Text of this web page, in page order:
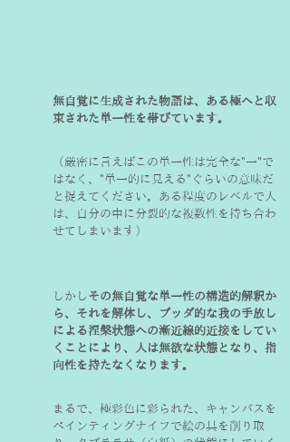
無自覚に生成された物語は、ある極へと収
束された単一性を帯びています。
（厳密に言えばこの単一性は完全な"一"で
はなく、"単一的に見える"ぐらいの意味だ
と捉えてください。ある程度のレベルで人
は、自分の中に分裂的な複数性を持ち合わ
せてしまいます）
しかし その無自覚な単一性の構造的解釈か
ら、それを解体し、ブッダ的な我の手放し
による涅槃状態への漸近線的近接をしてい
くことにより、人は無欲な状態となり、指
向性を持たなくなります。
まるで、極彩色に彩られた、キャンバスを
ペインティングナイフで絵の具を削り取